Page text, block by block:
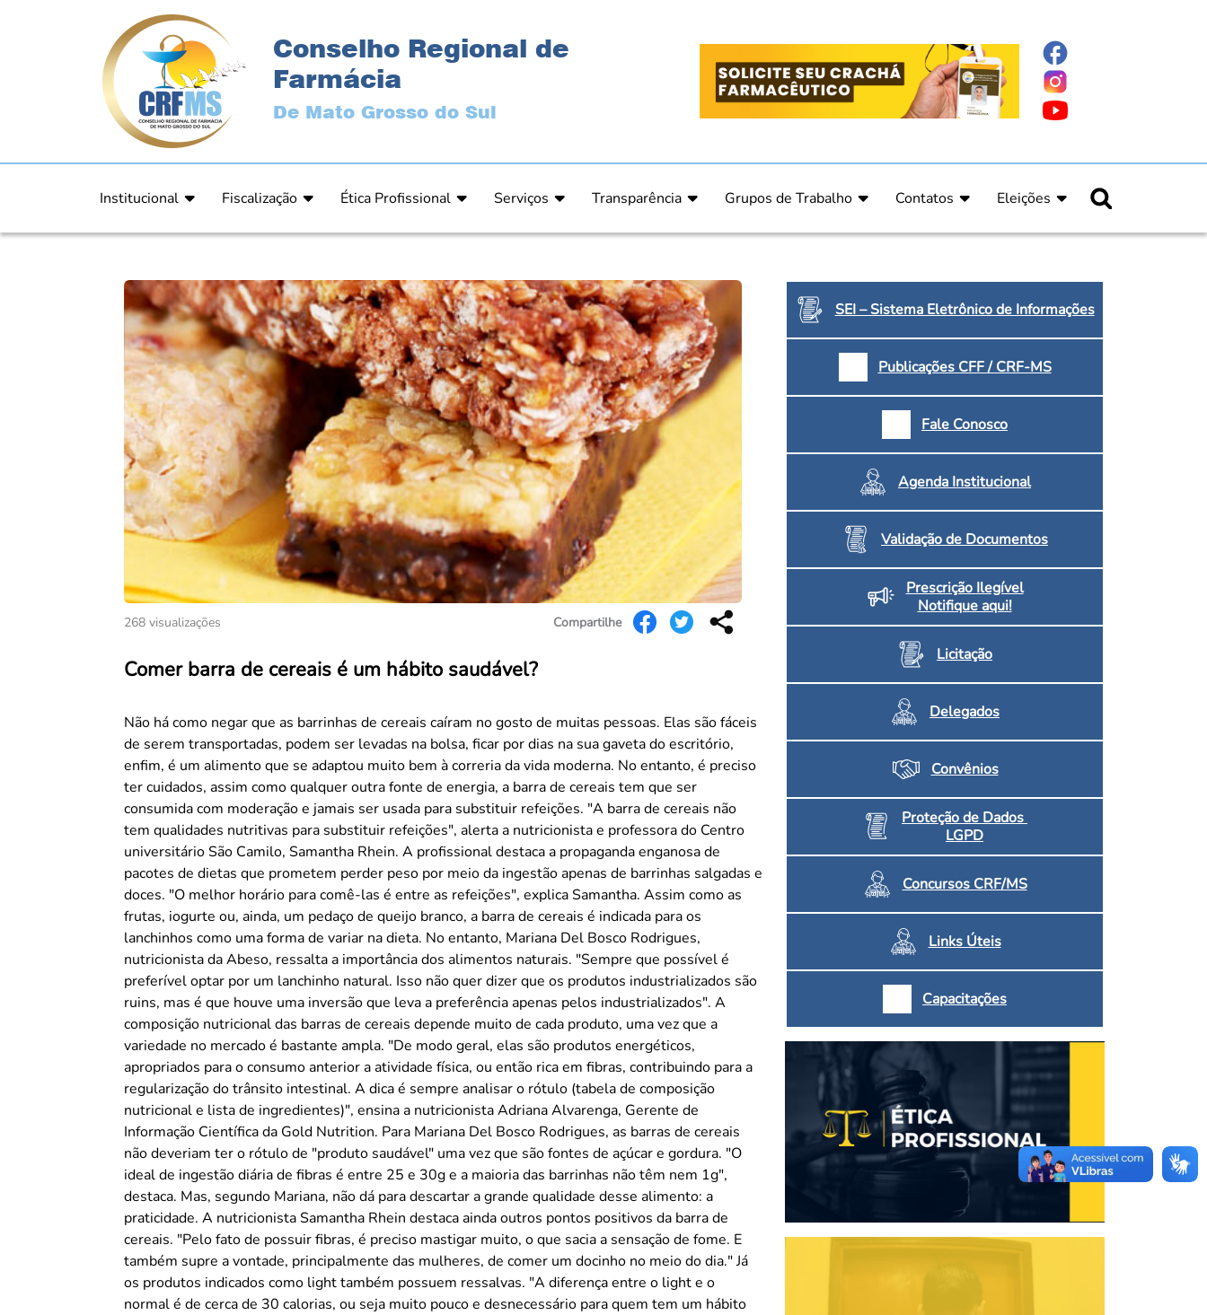
Conselho Regional de
Farmácia
De Mato Grosso do Sul
Institucional
Estrutura
Diretoria
Plenário
Ex Presidentes
Equipe
Fiscalização
Orientação
Processos Fiscais
Relatórios
Ética Profissional
Comunicado de Julgamento
Resultado de Julgamento / Acórdão
Relatório Comissão de Ética CRFMS
Serviços
Cartas de Serviços – Procedimentos e formulários
Prazos de Processos Secretaria
Orientações Técnicas
Ouvidoria
Dúvidas Frequentes
Convenção Coletiva 2025/2026 – Piso salarial Farmácias e Drogaria
Consulta de Farmacêuticos e Estabelecimentos Inscritos no CRF/MS
Transparência
Proteção de Dados – LGPD
Grupos de Trabalho
Estética
Farmácia Hospitalar e Oncologia
Pesquisa Clínica
Saúde Pública e Indígena
Contatos
Eleições
Candidatos
268 visualizações Compartilhe
Comer barra de cereais é um hábito saudável?
Não há como negar que as barrinhas de cereais caíram no gosto de muitas pessoas. Elas são fáceis
de serem transportadas, podem ser levadas na bolsa, ficar por dias na sua gaveta do escritório,
enfim, é um alimento que se adaptou muito bem à correria da vida moderna. No entanto, é preciso
ter cuidados, assim como qualquer outra fonte de energia, a barra de cereais tem que ser
consumida com moderação e jamais ser usada para substituir refeições. "A barra de cereais não
tem qualidades nutritivas para substituir refeições", alerta a nutricionista e professora do Centro
universitário São Camilo, Samantha Rhein. A profissional destaca a propaganda enganosa de
pacotes de dietas que prometem perder peso por meio da ingestão apenas de barrinhas salgadas e
doces. "O melhor horário para comê-las é entre as refeições", explica Samantha. Assim como as
frutas, iogurte ou, ainda, um pedaço de queijo branco, a barra de cereais é indicada para os
lanchinhos como uma forma de variar na dieta. No entanto, Mariana Del Bosco Rodrigues,
nutricionista da Abeso, ressalta a importância dos alimentos naturais. "Sempre que possível é
preferível optar por um lanchinho natural. Isso não quer dizer que os produtos industrializados são
ruins, mas é que houve uma inversão que leva a preferência apenas pelos industrializados". A
composição nutricional das barras de cereais depende muito de cada produto, uma vez que a
variedade no mercado é bastante ampla. "De modo geral, elas são produtos energéticos,
apropriados para o consumo anterior a atividade física, ou então rica em fibras, contribuindo para a
regularização do trânsito intestinal. A dica é sempre analisar o rótulo (tabela de composição
nutricional e lista de ingredientes)", ensina a nutricionista Adriana Alvarenga, Gerente de
Informação Científica da Gold Nutrition. Para Mariana Del Bosco Rodrigues, as barras de cereais
não deveriam ter o rótulo de "produto saudável" uma vez que são fontes de açúcar e gordura. "O
ideal de ingestão diária de fibras é entre 25 e 30g e a maioria das barrinhas não têm nem 1g",
destaca. Mas, segundo Mariana, não dá para descartar a grande qualidade desse alimento: a
praticidade. A nutricionista Samantha Rhein destaca ainda outros pontos positivos da barra de
cereais. "Pelo fato de possuir fibras, é preciso mastigar muito, o que sacia a sensação de fome. E
também supre a vontade, principalmente das mulheres, de comer um docinho no meio do dia." Já
os produtos indicados como light também possuem ressalvas. "A diferença entre o light e o
normal é de cerca de 30 calorias, ou seja muito pouco e desnecessário para quem tem um hábito
SEI – Sistema Eletrônico de Informações
Publicações CFF / CRF-MS
Fale Conosco
Agenda Institucional
Validação de Documentos
Prescrição Ilegível
Notifique aqui!
Licitação
Delegados
Convênios
Proteção de Dados
LGPD
Concursos CRF/MS
Links Úteis
Capacitações